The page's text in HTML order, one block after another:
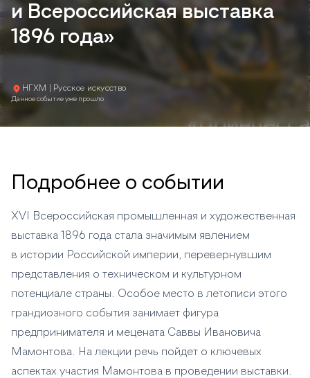
и Всероссийская выставка
1896 года»
НГХМ | Русское искусство
Данное событие уже прошло
Подробнее о событии
XVI Всероссийская промышленная и художественная
выставка 1896 года стала значимым явлением
в истории Российской империи, перевернувшим
представления о техническом и культурном
потенциале страны. Особое место в летописи этого
грандиозного события занимает фигура
предпринимателя и мецената Саввы Ивановича
Мамонтова. На лекции речь пойдет о ключевых
аспектах участия Мамонтова в проведении выставки.